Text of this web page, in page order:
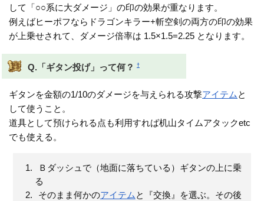
して「○○系に大ダメージ」の印の効果が重なります。
例えばヒーポフならドラゴンキラー+斬空剣の両方の印の効果
が上乗せされて、ダメージ倍率は 1.5×1.5=2.25 となります。
Q.「ギタン投げ」って何？ †
ギタンを金額の1/10のダメージを与えられる攻撃アイテム と
して使うこと。
道具として預けられる点も利用すれば机山タイムアタックetc
でも使える。
Ｂダッシュで（地面に落ちている）ギタンの上に乗
る
そのまま何かのアイテムと『交換』を選ぶ。その後